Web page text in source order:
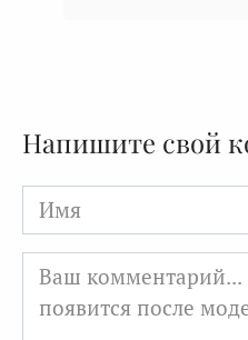
Напишите свой
Имя